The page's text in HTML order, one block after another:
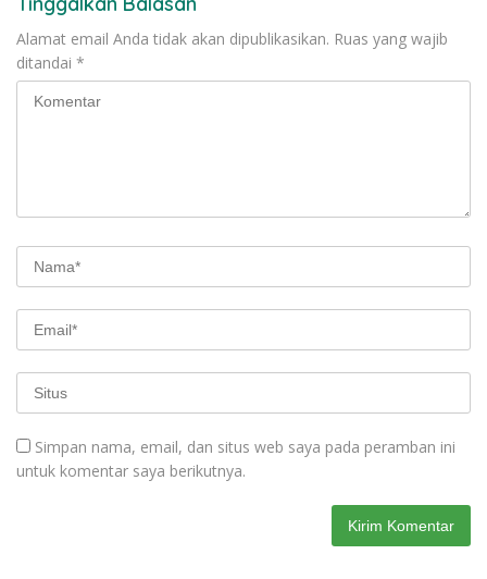
Alamat email Anda tidak akan dipublikasikan. Ruas yang wajib
ditandai *
Simpan nama, email, dan situs web saya pada peramban ini
untuk komentar saya berikutnya.